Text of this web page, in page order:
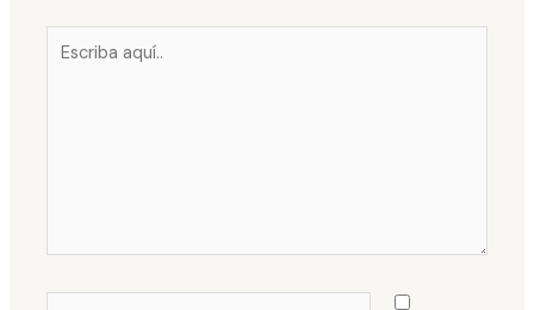
aquí..